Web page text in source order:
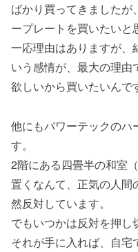
ばかり買ってきました
ープレートを買いたいと
一応理由はありますが、
いう感情が、最大の理由
欲しいから買いたいんで
他にもパワーテックの
す。
2階にある四畳半の和室
置くなんて、正気の人間
然反対しています。
でもいつかは反対を押し
それが手に入れば、自宅